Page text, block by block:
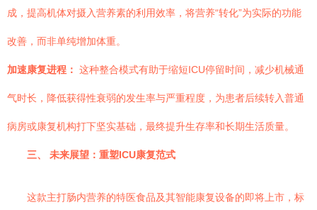
成，提高机体对摄入营养素的利用效率，将营养“转化”为实际的功能
改善，而非单纯增加体重。
加速康复进程： 这种整合模式有助于缩短ICU停留时间，减少机械通
气时长，降低获得性衰弱的发生率与严重程度，为患者后续转入普通
病房或康复机构打下坚实基础，最终提升生存率和长期生活质量。
三、 未来展望：重塑ICU康复范式
这款主打肠内营养的特医食品及其智能康复设备的即将上市，标